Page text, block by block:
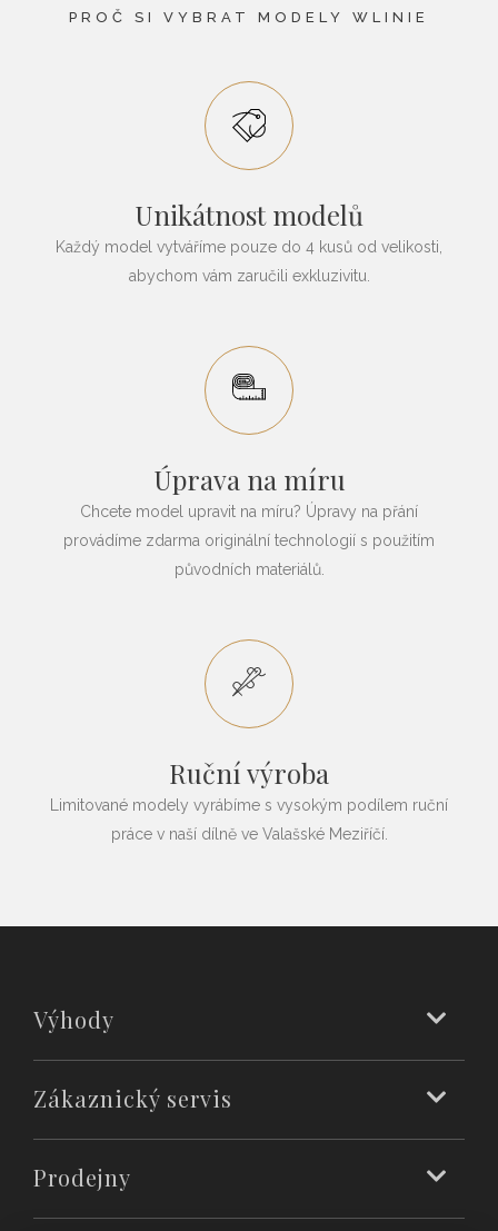
PROČ SI VYBRAT MODELY WLINIE
Unikátnost modelů
Každý model vytváříme pouze do 4 kusů od velikosti,
abychom vám zaručili exkluzivitu.
Úprava na míru
Chcete model upravit na míru? Úpravy na přání
provádíme zdarma originální technologií s použitím
původních materiálů.
Ruční výroba
Limitované modely vyrábíme s vysokým podílem ruční
práce v naší dílně ve Valašské Meziříčí.
Výhody
Zákaznický servis
Prodejny